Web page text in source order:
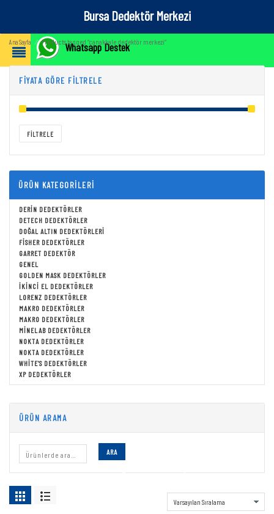
Bursa Dedektör Merkezi
Whatsapp Destek
Ana Sayfa ⁄ Products tagged “çanakkale dedektör merkezi”
FIYATA GÖRE FILTRELE
FILTRELE
ÜRÜN KATEGORILERI
DERIN DEDEKTÖRLER
DETECH DEDEKTÖRLER
DOĞAL ALTIN DEDEKTÖRLERI
FISHER DEDEKTÖRLER
GARRET DEDEKTÖR
GENEL
GOLDEN MASK DEDEKTÖRLER
İKINCI EL DEDEKTÖRLER
LORENZ DEDEKTÖRLER
MAKRO DEDEKTÖRLER
MAKRO DEDEKTÖRLER
MINELAB DEDEKTÖRLER
NOKTA DEDEKTÖRLER
NOKTA DEDEKTÖRLER
WHITE'S DEDEKTÖRLER
XP DEDEKTÖRLER
ÜRÜN ARAMA
ARA
ÇANAKKALE DEDEKTÖR MERKEZI